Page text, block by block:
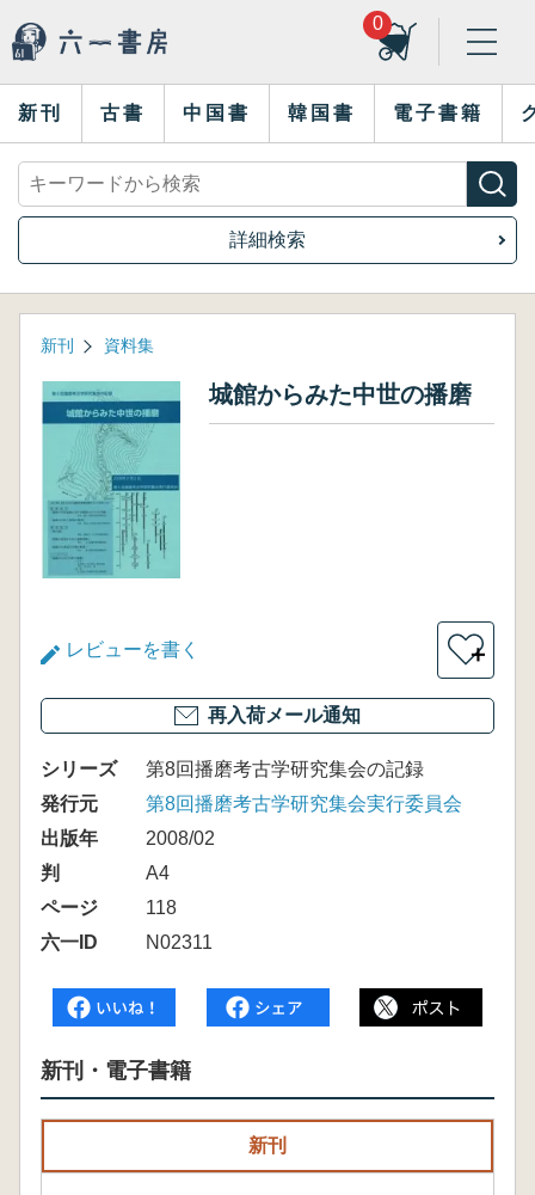
0
新刊 古書 中国書 韓国書 電子書籍
詳細検索
新刊 資料集
城館からみた中世の播磨
レビューを書く ＋
再入荷メール通知
シリーズ
第8回播磨考古学研究集会の記録
発行元
第8回播磨考古学研究集会実行委員会
出版年
2008/02
判
A4
ページ
118
六一ID
N02311
新刊・電子書籍
新刊